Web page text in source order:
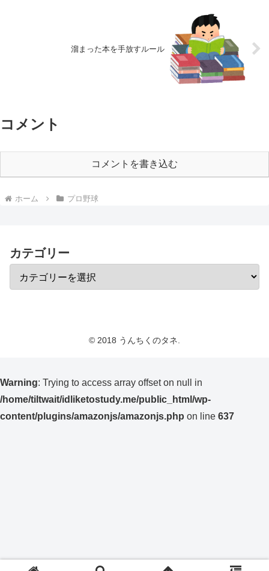
溜まった本を手放すルール
コメント
コメントを書き込む
ホーム プロ野球
カテゴリー
© 2018 うんちくのタネ.
Warning: Trying to access array offset on null in
/home/tiltwait/idliketostudy.me/public_html/wp-
content/plugins/amazonjs/amazonjs.php on line 637